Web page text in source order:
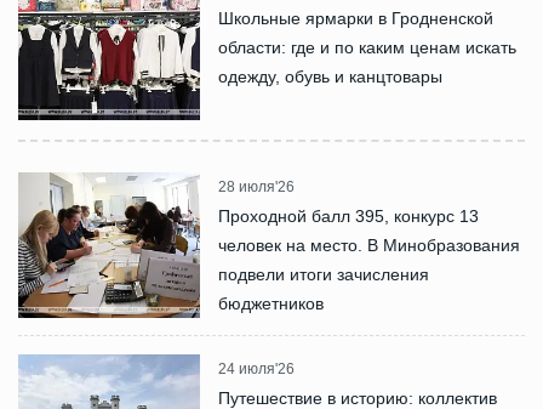
Школьные ярмарки в Гродненской
области: где и по каким ценам искать
одежду, обувь и канцтовары
28 июля'26
Проходной балл 395, конкурс 13
человек на место. В Минобразования
подвели итоги зачисления
бюджетников
24 июля'26
Путешествие в историю: коллектив